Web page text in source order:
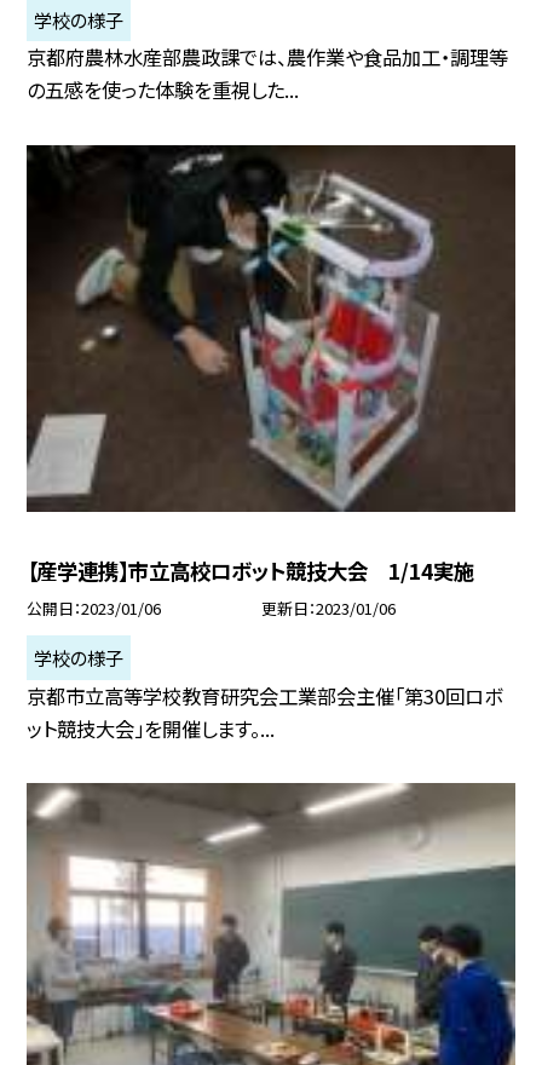
学校の様子
京都府農林水産部農政課では、農作業や食品加工・調理等
の五感を使った体験を重視した...
【産学連携】市立高校ロボット競技大会 1/14実施
公開日 2023/01/06 更新日 2023/01/06
学校の様子
京都市立高等学校教育研究会工業部会主催「第30回ロボ
ット競技大会」を開催します。...